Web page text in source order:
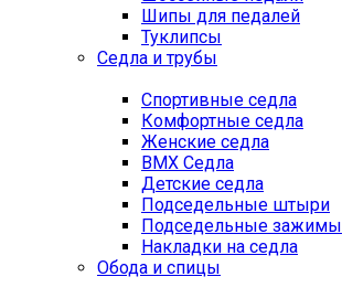
Шипы для педалей
Туклипсы
Седла и трубы
Спортивные седла
Комфортные седла
Женские седла
BMX Седла
Детские седла
Подседельные штыри
Подседельные зажимы
Накладки на седла
Обода и спицы